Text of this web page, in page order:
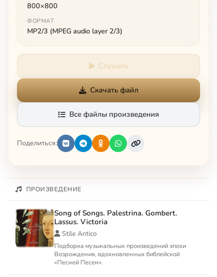
800×800
ФОРМАТ
MP2/3 (MPEG audio layer 2/3)
Слушать
Скачать файл
Все файлы произведения
Поделиться:
ПРОИЗВЕДЕНИЕ
Song of Songs. Palestrina. Gombert.
Lassus. Victoria
Stile Antico
Подборка музыкальных произведений эпохи
Возрождения, вдохновленных библейской
«Песней Песен».